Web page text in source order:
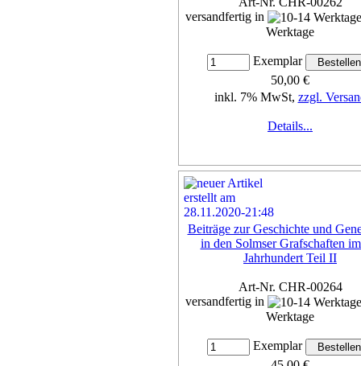
versandfertig in
Werktage
Exemplar
50,00 €
inkl. 7% MwSt, zzgl.
Details...
Beiträge zur Geschichte und
in den Solmser Grafschaften
Jahrhundert Teil II
Art-Nr. CHR-00264
versandfertig in
Werktage
Exemplar